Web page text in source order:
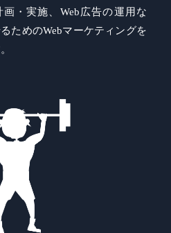
・実施、Web広告の運用な
ためのWebマーケティングを